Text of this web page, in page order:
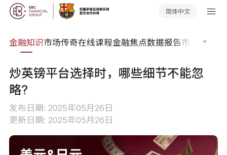
简体中文
金融知识市场传奇在线课程金融焦点数据报告市场分析
炒英镑平台选择时，哪些细节不能忽
略?
发布日期: 2025年05月26日
更新日期: 2025年05月26日